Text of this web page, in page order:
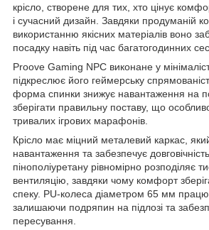
крісло, створене для тих, хто цінує
і сучасний дизайн. Завдяки продуманій
використанню якісних матеріалів воно
посадку навіть під час багатогодинних
Proove Gaming NPC виконане у
підкреслює його геймерську
форма спинки знижує навантаження на
зберігати правильну поставу, що
тривалих ігрових марафонів.
Крісло має міцний металевий каркас,
навантаження та забезпечує
пінополіуретану рівномірно розподіляє
вентиляцію, завдяки чому комфорт
спеку. PU-колеса діаметром 65 мм
залишаючи подряпин на підлозі та
пересування.